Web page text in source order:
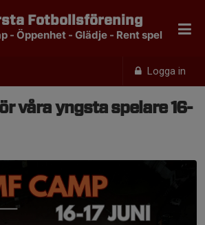
Logga in
Fotbollsförening
- Öppenhet - Glädje - Rent spel
våra yngsta spelare 16-